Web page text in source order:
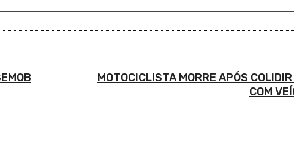
MOTOCICLISTA MORRE APÓS
COM